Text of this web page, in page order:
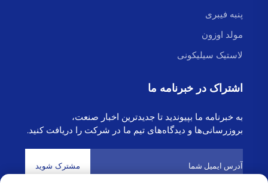
پنبه فیبری
مولد اوزون
لاستیک سیلیکونی
اشتراک در خبرنامه ما
به خبرنامه ما بپیوندید تا جدیدترین اخبار صنعت،
بروزرسانی‌ها و دیدگاه‌های تیم ما در شرکت را دریافت کنید.
مشترک شوید